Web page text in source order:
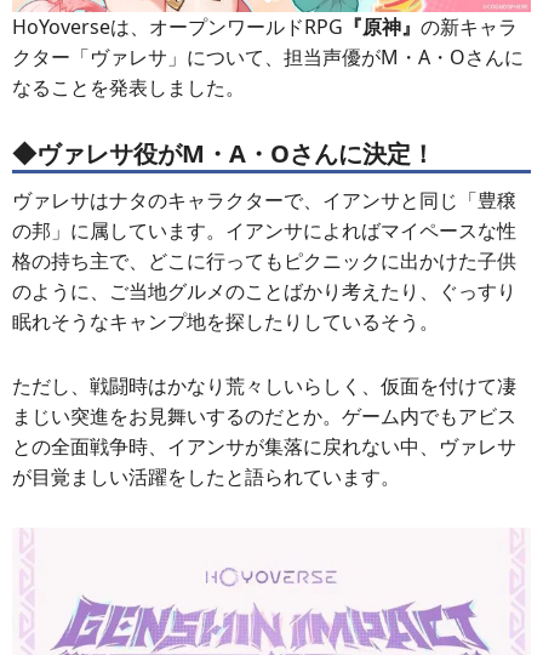
HoYoverseは、オープンワールドRPG 『原神』 の新キャラ
クター「ヴァレサ」について、担当声優がM・A・Oさんに
なることを発表しました。
◆ヴァレサ役がM・A・Oさんに決定！
ヴァレサはナタのキャラクターで、イアンサと同じ「豊穣
の邦」に属しています。イアンサによればマイペースな性
格の持ち主で、どこに行ってもピクニックに出かけた子供
のように、ご当地グルメのことばかり考えたり、ぐっすり
眠れそうなキャンプ地を探したりしているそう。
ただし、戦闘時はかなり荒々しいらしく、仮面を付けて凄
まじい突進をお見舞いするのだとか。ゲーム内でもアビス
との全面戦争時、イアンサが集落に戻れない中、ヴァレサ
が目覚ましい活躍をしたと語られています。